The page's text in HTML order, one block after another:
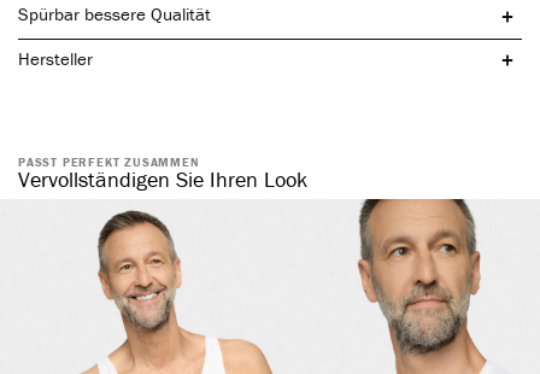
reine, natürliche Baumwolle
mit praktischem Eingriff
komfortabler Weichbund
ohne störende Seitennähte
atmungsaktiv & temperaturausgleichend
kochfest, pflegeleicht & hautsympathisch
spürbar hochwertig
langlebig & strapazierfähig aufgrund des hohen Stoffgewichts (270 g/m²)
Spürbar bessere Qualität
Hersteller
PASST PERFEKT ZUSAMMEN
Vervollständigen Sie Ihren Look